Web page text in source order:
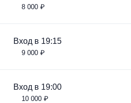
8 000 ₽
Вход в 19:15
9 000 ₽
Вход в 19:00
10 000 ₽